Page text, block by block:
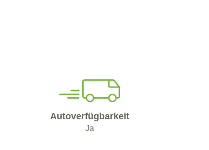
Autoverfügbarkeit
Ja